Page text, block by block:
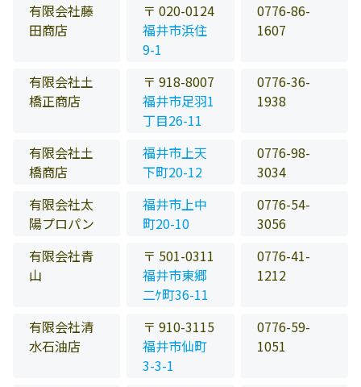
有限会社藤
田商店
〒 020-0124
福井市浜住
9-1
0776-86-
1607
有限会社土
橋正商店
〒 918-8007
福井市足羽1
丁目26-11
0776-36-
1938
有限会社土
橋商店
福井市上天
下町20-12
0776-98-
3034
有限会社太
陽プロパン
福井市上中
町20-10
0776-54-
3056
有限会社青
山
〒 501-0311
福井市東郷
二ｹ町36-11
0776-41-
1212
有限会社清
水石油店
〒 910-3115
福井市仙町
3-3-1
0776-59-
1051